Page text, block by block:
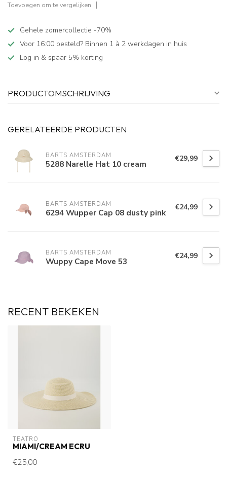
Toevoegen om te vergelijken
Gehele zomercollectie -70%
Voor 16:00 besteld? Binnen 1 à 2 werkdagen in huis
Log in & spaar 5% korting
PRODUCTOMSCHRIJVING
GERELATEERDE PRODUCTEN
BARTS AMSTERDAM
5288 Narelle Hat 10 cream €29,99
BARTS AMSTERDAM
6294 Wupper Cap 08 dusty pink €24,99
BARTS AMSTERDAM
Wuppy Cape Move 53 €24,99
RECENT BEKEKEN
TEATRO
MIAMI/CREAM ECRU
€25,00